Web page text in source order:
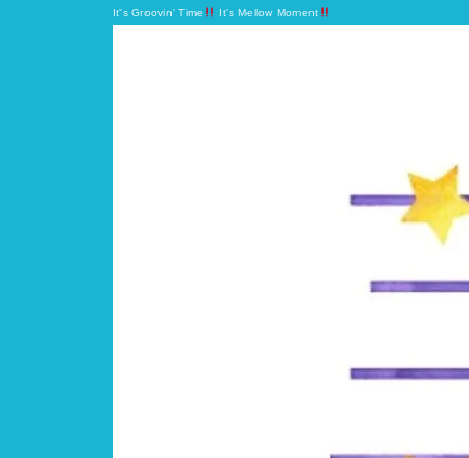
It's Groovin' Time It's Mellow Moment